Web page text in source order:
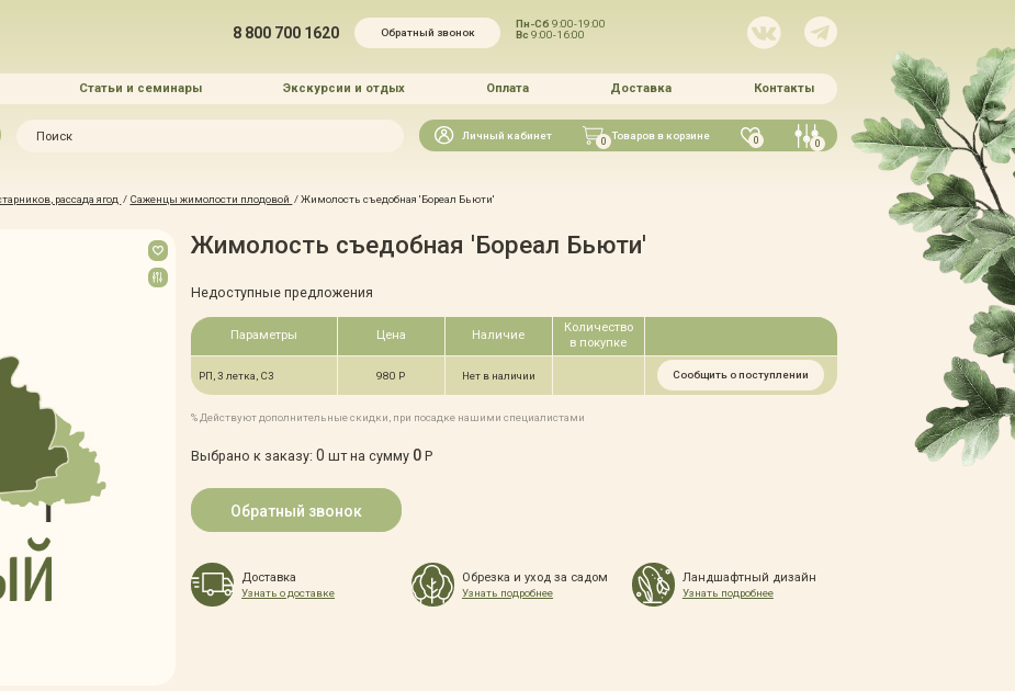
8 800 700 1620 Обратный звонок
Пн-Сб9:00-19:00
Вс9:00-16:00
Статьи и семинары Экскурсии и отдых Оплата Доставка Контакты
и озеленение
услуг
Искать
Личный кабинет 0 Товаров в корзине 0 0
рассада ягод / Саженцы жимолости плодовой /Жимолость съедобная 'Бореал Бьюти'
Жимолость съедобная 'Бореал Бьюти'
Недоступные предложения
Параметры Цена Наличие
Количество
в покупке
РП, 3 летка, С3 980 Р Нет в наличии Сообщить о поступлении
% Действуют дополнительные скидки, при посадке нашими специалистами
Выбрано к заказу: 0 шт на сумму 0Р
Обратный звонок
Доставка
Узнать о доставке
Обрезка и уход за садом
Узнать подробнее
Ландшафтный дизайн
Узнать подробнее